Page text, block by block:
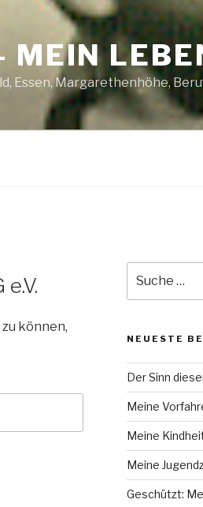
MEIN
Essen, Margarethenhöhe,
können,
nach:
NEUESTE
Der Sinn
Meine
Meine
Meine
Geschützt: